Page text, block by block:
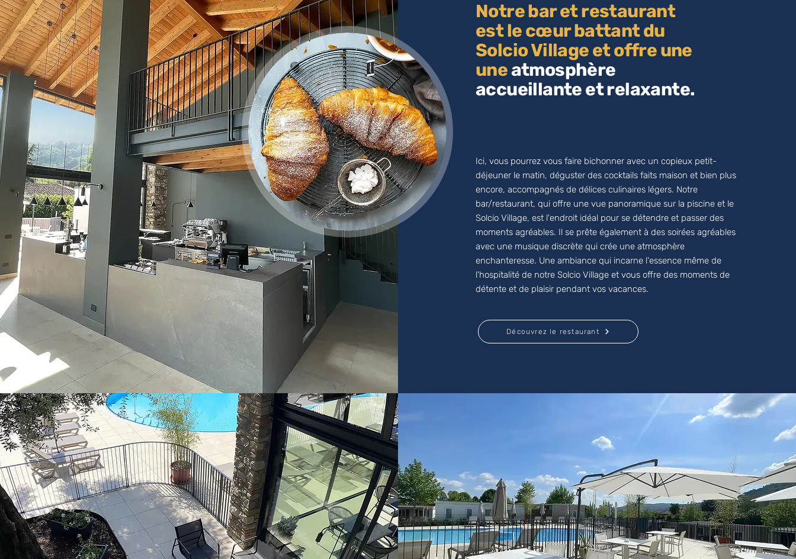
Notre bar et restaurant
est le cœur battant du
Solcio Village et offre une
uneatmosphère
accueillante et relaxante.
Ici, vous pourrez vous faire bichonner avec un copieux petit-
déjeuner le matin, déguster des cocktails faits maison et bien plus
encore, accompagnés de délices culinaires légers. Notre
bar/restaurant, qui offre une vue panoramique sur la piscine et le
Solcio Village, est l'endroit idéal pour se détendre et passer des
moments agréables. Il se prête également à des soirées agréables
avec une musique discrète qui crée une atmosphère
enchanteresse. Une ambiance qui incarne l'essence même de
l'hospitalité de notre Solcio Village et vous offre des moments de
détente et de plaisir pendant vos vacances.
Découvrez le restaurant